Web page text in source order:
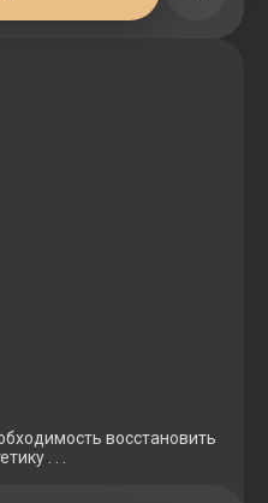
восстановить
. . .